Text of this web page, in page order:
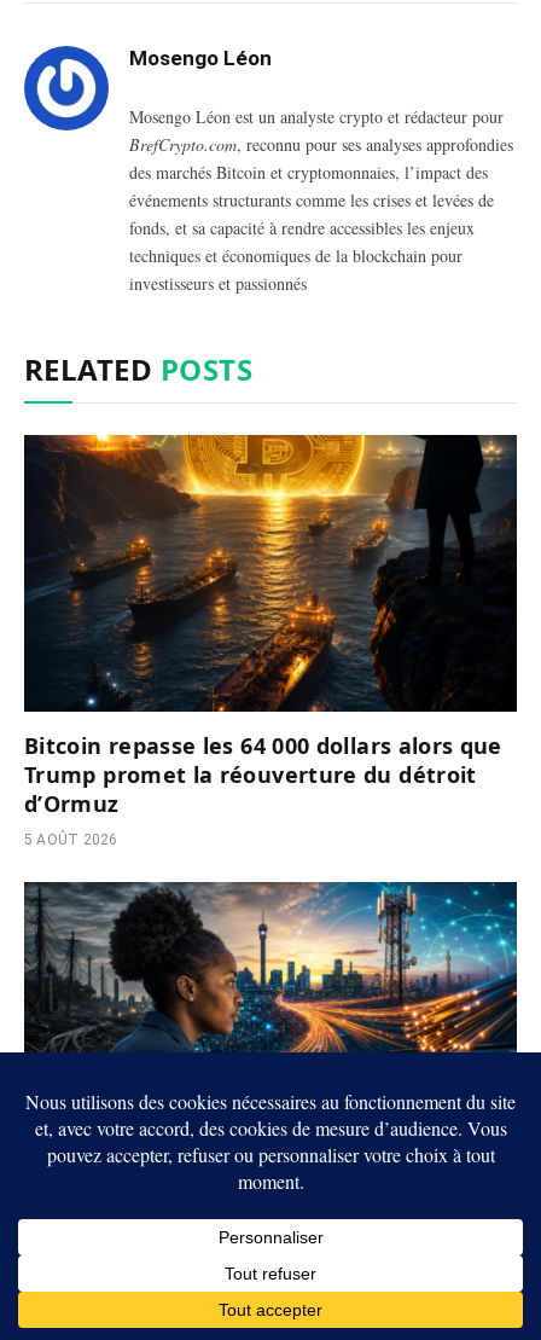
Mosengo Léon
Mosengo Léon est un analyste crypto et rédacteur pour
BrefCrypto.com, reconnu pour ses analyses approfondies
des marchés Bitcoin et cryptomonnaies, l’impact des
événements structurants comme les crises et levées de
fonds, et sa capacité à rendre accessibles les enjeux
techniques et économiques de la blockchain pour
investisseurs et passionnés
RELATED POSTS
Bitcoin repasse les 64 000 dollars alors que
Trump promet la réouverture du détroit
d’Ormuz
5 AOÛT 2026
Afrique du Sud : Les données génèrent
désormais 62 % des revenus de Telkom